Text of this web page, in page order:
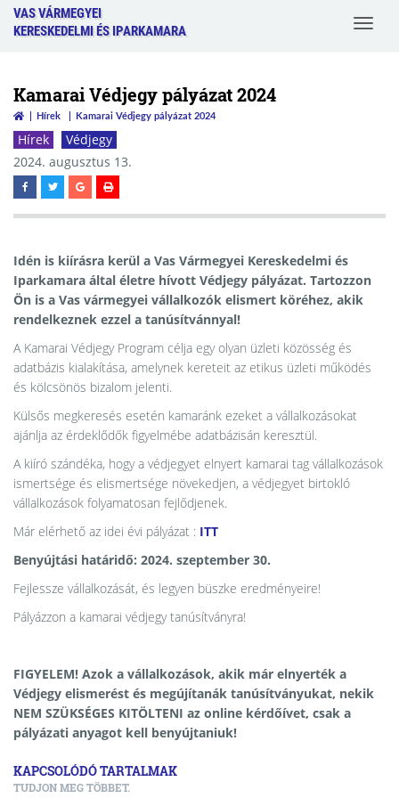
VAS VÁRMEGYEI
KERESKEDELMI ÉS IPARKAMARA
Toggle
Kamarai Védjegy pályázat 2024
Hírek Kamarai Védjegy pályázat 2024
Hírek
Védjegy
2024. augusztus 13.
Idén is kiírásra kerül a Vas Vármegyei Kereskedelmi és
Iparkamara által életre hívott Védjegy pályázat. Tartozzon
Ön is a Vas vármegyei vállalkozók elismert köréhez, akik
rendelkeznek ezzel a tanúsítvánnyal!
A Kamarai Védjegy Program célja egy olyan üzleti közösség és
adatbázis kialakítása, amelynek kereteit az etikus üzleti működés
és kölcsönös bizalom jelenti.
Külsős megkeresés esetén kamaránk ezeket a vállalkozásokat
ajánlja az érdeklődők figyelmébe adatbázisán keresztül.
A kiíró szándéka, hogy a védjegyet elnyert kamarai tag vállalkozások
ismertsége és elismertsége növekedjen, a védjegyet birtokló
vállalkozások folyamatosan fejlődjenek.
Már elérhető az idei évi pályázat : ITT
Benyújtási határidő: 2024. szeptember 30.
Fejlessze vállalkozását, és legyen büszke eredményeire!
Pályázzon a kamarai védjegy tanúsítványra!
FIGYELEM! Azok a vállalkozások, akik már elnyerték a
Védjegy elismerést és megújítanák tanúsítványukat, nekik
NEM SZÜKSÉGES KITÖLTENI az online kérdőívet, csak a
pályázati anyagot kell benyújtaniuk!
KAPCSOLÓDÓ TARTALMAK
TUDJON MEG TÖBBET.